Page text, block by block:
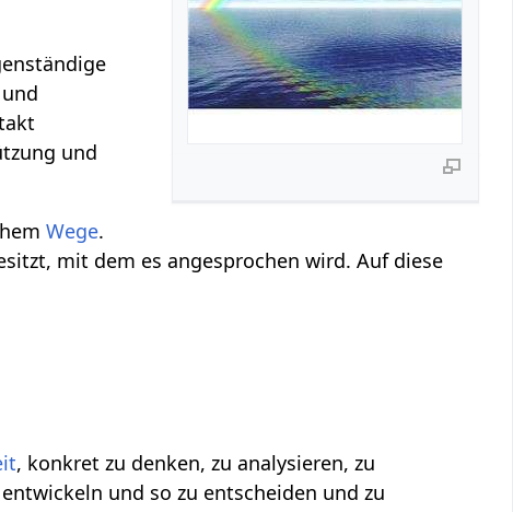
und
und
Wege.
mit dem es angesprochen wird. Auf diese
, konkret zu denken, zu analysieren, zu
und so zu entscheiden und zu